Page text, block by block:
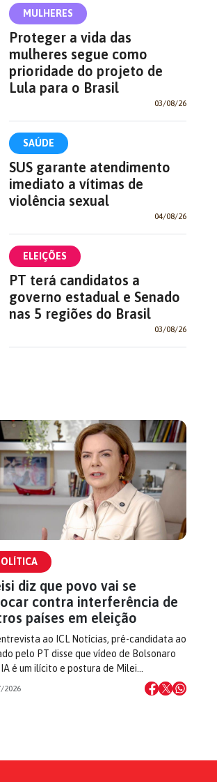
MULHERES
Proteger a vida das
mulheres segue como
prioridade do projeto de
Lula para o Brasil
03/08/26
SAÚDE
SUS garante atendimento
imediato a vítimas de
violência sexual
04/08/26
ELEIÇÕES
PT terá candidatos a
governo estadual e Senado
nas 5 regiões do Brasil
03/08/26
diz que povo vai se
contra interferência de
países em eleição
ao ICL Notícias, pré-candidata ao
pelo PT disse que vídeo de Bolsonaro
é um ilícito e postura de Milei…
2026